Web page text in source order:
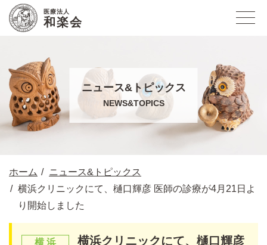
医療法人
和楽会
ニュース&トピックス
NEWS&TOPICS
ホーム
ニュース&トピックス
横浜クリニックにて、樋口輝彦 医師の診療が4月21日よ
り開始しました
横浜クリニックにて、樋口輝彦